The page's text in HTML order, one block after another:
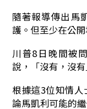
隨著報導傳出馬
護。但至少在公
川普8日晚間被
說，「沒有，沒有
根據這3位知情
論馬凱利可能的